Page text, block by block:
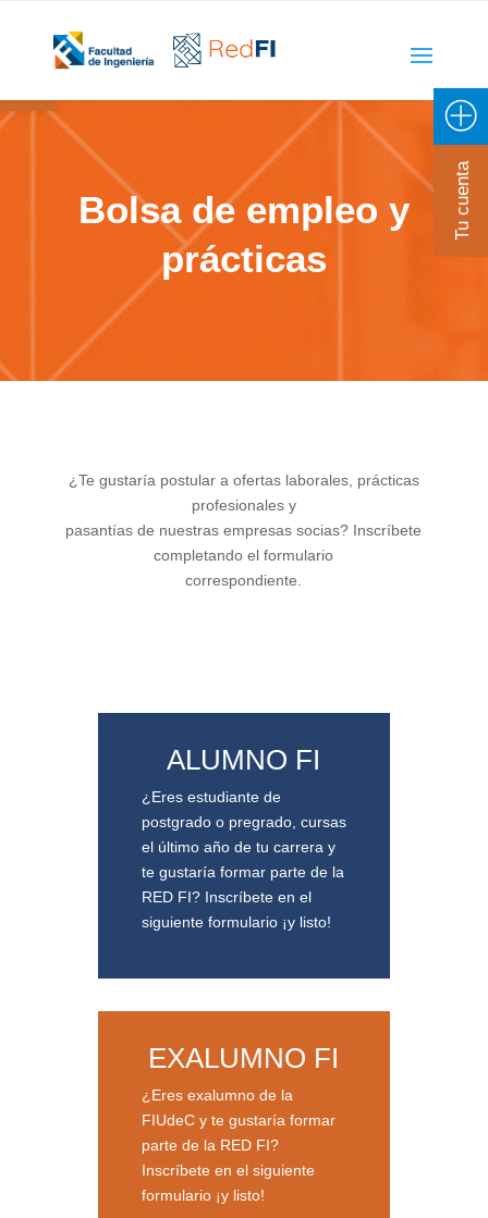
Open toolbar
Tu cuenta
Bolsa de empleo y
prácticas
¿Te gustaría postular a ofertas laborales, prácticas
profesionales y
pasantías de nuestras empresas socias? Inscríbete
completando el formulario
correspondiente.
ALUMNO FI
¿Eres estudiante de
postgrado o pregrado, cursas
el último año de tu carrera y
te gustaría formar parte de la
RED FI? Inscríbete en el
siguiente formulario ¡y listo!
EXALUMNO FI
¿Eres exalumno de la
FIUdeC y te gustaría formar
parte de la RED FI?
Inscríbete en el siguiente
formulario ¡y listo!